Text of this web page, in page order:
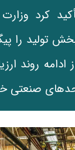
کرد
تولید را
روند
صنعتی